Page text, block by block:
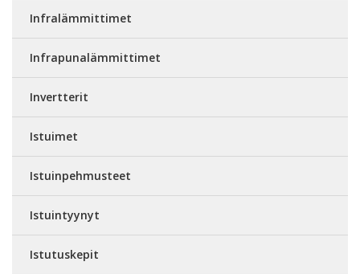
Infralämmittimet
Infrapunalämmittimet
Invertterit
Istuimet
Istuinpehmusteet
Istuintyynyt
Istutuskepit